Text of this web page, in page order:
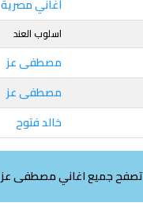
أغاني مصرية
اسلوب العند
مصطفى عز
مصطفى عز
خالد فتوح
تصفح جميع اغاني مصطفى عز